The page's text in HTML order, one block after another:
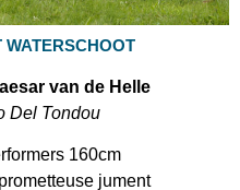
WATERSCHOOT
van de Helle
Del Tondou
160cm
jument